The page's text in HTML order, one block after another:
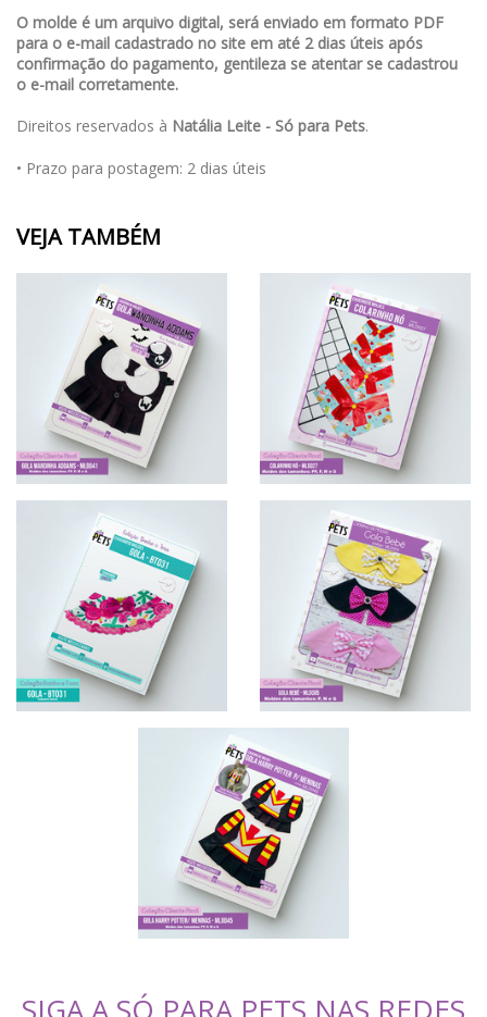
O molde é um arquivo digital, será enviado em formato PDF
para o e-mail cadastrado no site em até 2 dias úteis após
confirmação do pagamento, gentileza se atentar se cadastrou
o e-mail corretamente.
Direitos reservados à Natália Leite - Só para Pets.
• Prazo para postagem: 2 dias úteis
VEJA TAMBÉM